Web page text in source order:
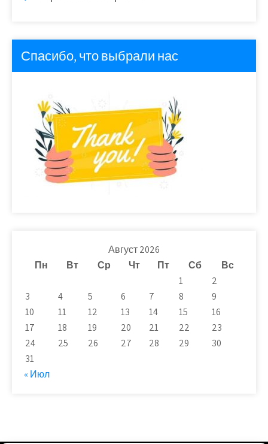
Спасибо, что выбрали нас
Август 2026
Пн
Вт Ср Чт Пт Сб
Вс
1
2
3
4 5 6 7 8
9
10
11 12 13 14 15
16
17
18 19 20 21 22
23
24
25 26 27 28 29
30
31
« Июл